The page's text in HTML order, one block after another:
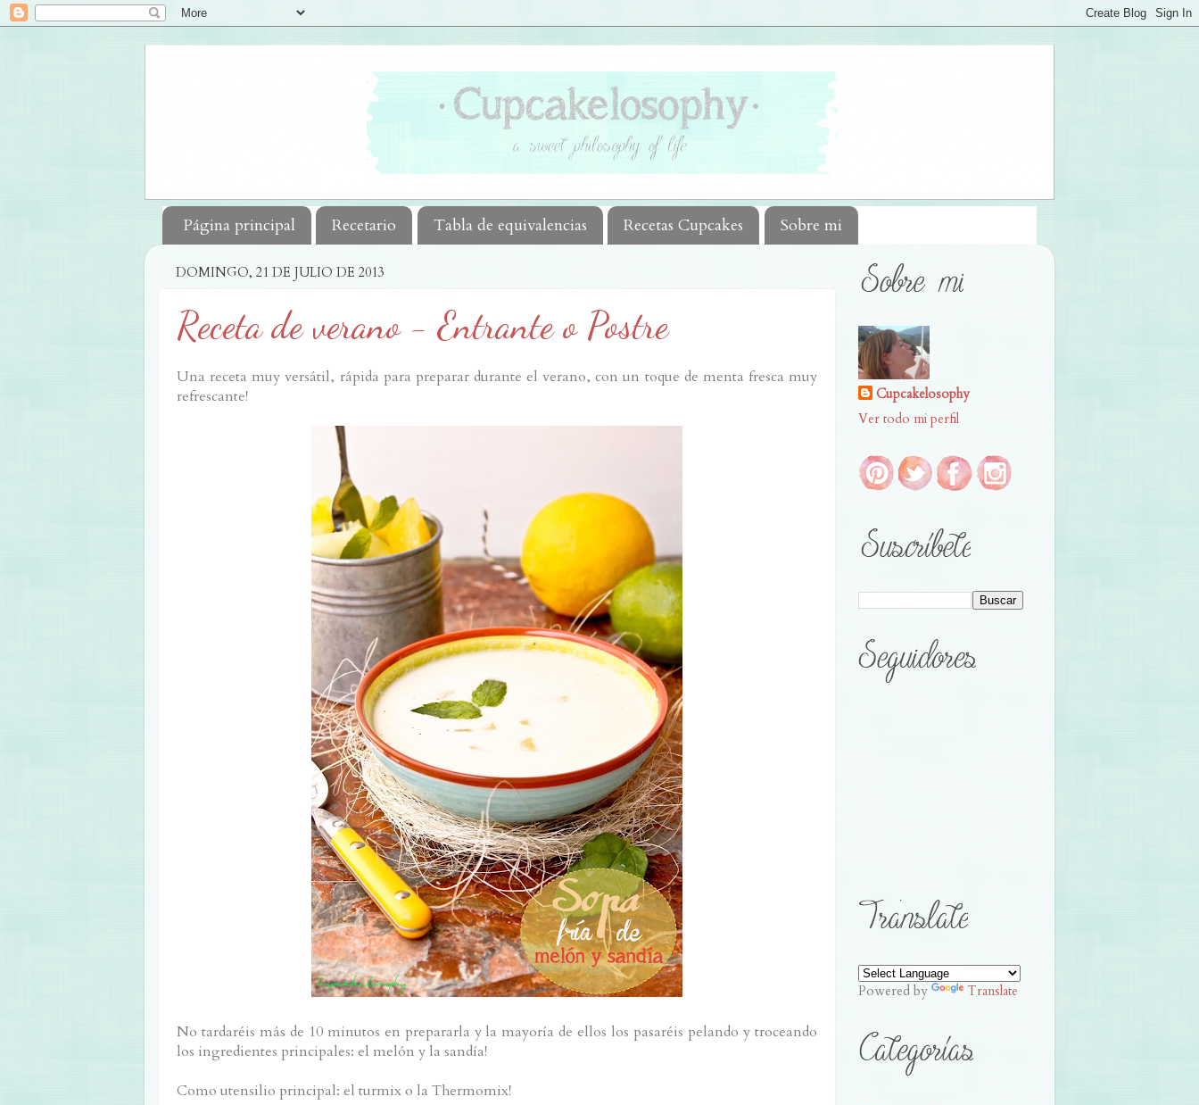
Página principal Recetario Tabla de equivalencias Recetas Cupcakes Sobre mi
DOMINGO, 21 DE JULIO DE 2013
Receta de verano - Entrante o Postre
Una receta muy versátil, rápida para preparar durante el verano, con un toque de menta fresca muy
refrescante!
No tardaréis más de 10 minutos en prepararla y la mayoría de ellos los pasaréis pelando y troceando
los ingredientes principales: el melón y la sandía!
Como utensilio principal: el turmix o la Thermomix!
Cupcakelosophy
Ver todo mi perfil
Powered by Translate